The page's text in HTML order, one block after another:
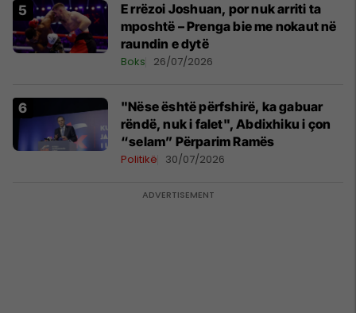
E rrëzoi Joshuan, por nuk arriti ta
mposhtë – Prenga bie me nokaut në
raundin e dytë
Boks 26/07/2026
"Nëse është përfshirë, ka gabuar
rëndë, nuk i falet", Abdixhiku i çon
“selam” Përparim Ramës
Politikë 30/07/2026